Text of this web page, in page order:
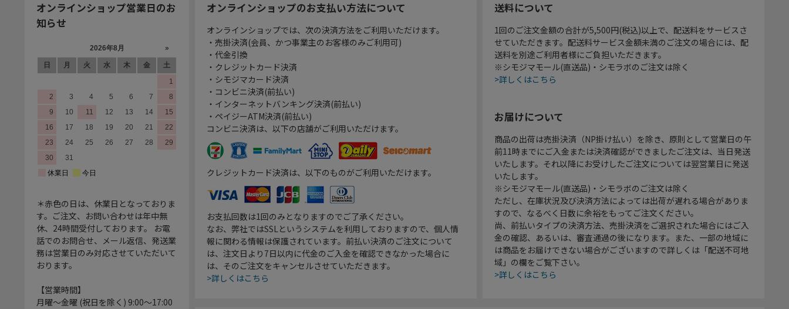
オンラインショップ営業日のお
知らせ
＊赤色の日は、休業日となっておりま
す。ご注文、お問い合わせは年中無
休、24時間受付しております。 お電
話でのお問合せ、メール返信、発送業
務は営業日のみ対応させていただいて
おります。
【営業時間】
月曜～金曜 (祝日を除く) 9:00～17:00
オンラインショップのお支払い方法について
オンラインショップでは、次の決済方法をご利用いただけます。
・売掛決済(会員、かつ事業主のお客様のみご利用可)
・代金引換
・クレジットカード決済
・シモジマカード決済
・コンビニ決済(前払い)
・インターネットバンキング決済(前払い)
・ペイジーATM決済(前払い)
コンビニ決済は、以下の店舗がご利用いただけます。
クレジットカード決済は、以下のものがご利用いただけます。
お支払回数は1回のみとなりますのでご了承ください。
なお、弊社ではSSLというシステムを利用しておりますので、個人情
報に関わる情報は保護されています。前払い決済のご注文について
は、注文日より7日以内に代金のご入金を確認できなかった場合に
は、そのご注文をキャンセルさせていただきます。
>詳しくはこちら
送料について
1回のご注文金額の合計が5,500円(税込)以上で、配送料をサービスさ
せていただきます。配送料サービス金額未満のご注文の場合には、配
送料を別途ご利用者様にご負担いただきます。
※シモジマモール(直送品)・シモラボのご注文は除く
>詳しくはこちら
お届けについて
商品の出荷は売掛決済（NP掛け払い）を除き、原則として営業日の午
前11時までにご入金または決済確認ができましたご注文は、当日発送
いたします。それ以降にお受けしたご注文については翌営業日に発送
いたします。
※シモジマモール(直送品)・シモラボのご注文は除く
ただし、在庫状況及び決済方法によっては出荷が遅れる場合がありま
すので、なるべく日数に余裕をもってご注文ください。
尚、前払いタイプの決済方法、売掛決済をご選択された場合にはご入
金の確認、あるいは、審査通過の後になります。また、一部の地域に
は商品をお届けできない場合がございますので詳しくは「配送不可地
域」の欄をご覧下さい。
>詳しくはこちら